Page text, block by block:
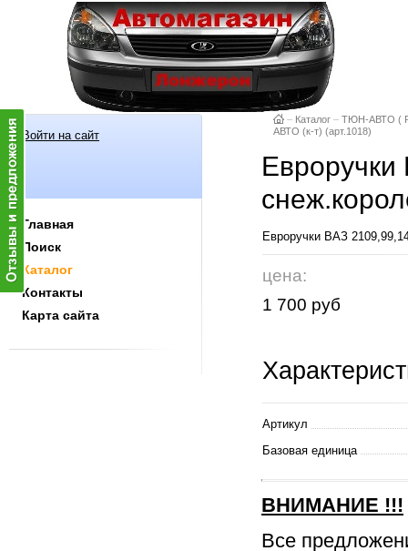
Войти на сайт
Главная
Поиск
Каталог
Контакты
Карта сайта
– Каталог – ТЮН-АВТО (
АВТО (к-т) (арт.1018)
Евроручки ВАЗ
цена:
1 700 руб
Артикул
Базовая единица
ВНИМАНИЕ !!!
Все